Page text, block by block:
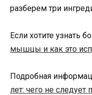
разберем три
Если хотите узнать
мышцы и как это
Подробная
лет: чего не